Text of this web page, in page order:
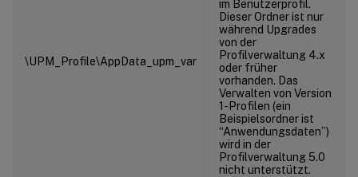
\UPM_Profile\AppData_upm_var
im Benutzerprofil.
Dieser Ordner ist nur
während Upgrades
von der
Profilverwaltung 4.x
oder früher
vorhanden. Das
Verwalten von Version
1-Profilen (ein
Beispielsordner ist
“Anwendungsdaten”)
wird in der
Profilverwaltung 5.0
nicht unterstützt.